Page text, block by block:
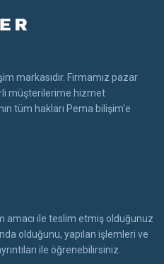
markasıdır. Firmamız pazar
müşterilerime hizmet
tüm hakları Pema bilişim'e
amacı ile teslim etmiş olduğunuz
olduğunu, yapılan işlemleri ve
ile öğrenebilirsiniz.